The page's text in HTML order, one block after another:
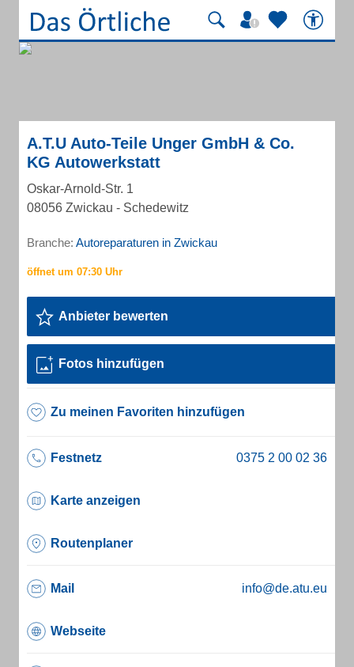
A.T.U Auto-Teile Unger GmbH & Co.
KG Autowerkstatt
Oskar-Arnold-Str. 1
08056 Zwickau - Schedewitz
Branche: Autoreparaturen in Zwickau
Anbieter bewerten
Fotos hinzufügen
Zu meinen Favoriten hinzufügen
Festnetz
Karte anzeigen
Routenplaner
Mail info@de.atu.eu
Webseite